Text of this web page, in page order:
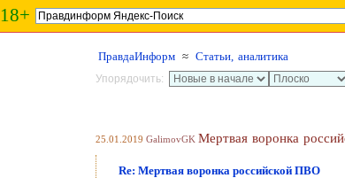
18+
ПравдаИнформ ≈ Статьи, аналитика
Упорядочить:
25.01.2019 GalimovGK Мертвая воронка
Re: Мертвая воронка российской ПВО